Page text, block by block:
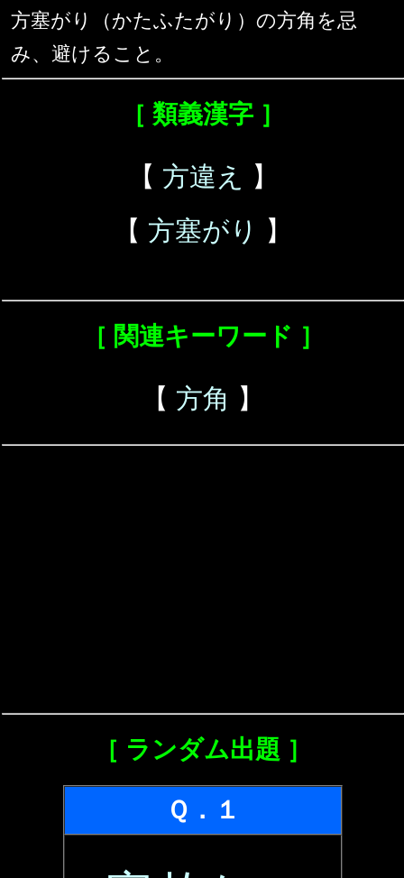
方塞がり（かたふたがり）の方角を忌
み、避けること。
［ 類義漢字 ］
【 方違え
】
【 方塞がり 】
［ 関連キーワード ］
【 方角 】
［ ランダム出題 ］
Ｑ．１